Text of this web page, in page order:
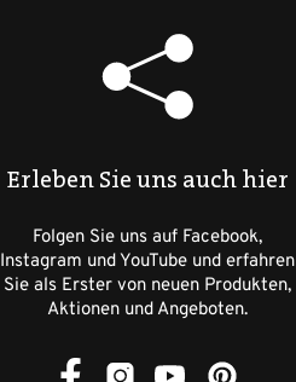
Erleben Sie uns auch hier
Folgen Sie uns auf Facebook,
Instagram und YouTube und erfahren
Sie als Erster von neuen Produkten,
Aktionen und Angeboten.